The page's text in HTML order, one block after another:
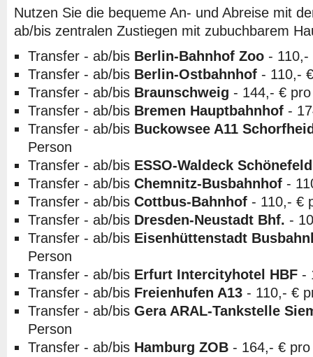
Nutzen Sie die bequeme An- und Abreise mit
ab/bis zentralen Zustiegen mit zubuchbarem
Transfer - ab/bis Berlin-Bahnhof Zoo - 110,-
Transfer - ab/bis Berlin-Ostbahnhof - 110,-
Transfer - ab/bis Braunschweig - 144,- €
Transfer - ab/bis Bremen Hauptbahnhof -
Transfer - ab/bis Buckowsee A11
Person
Transfer - ab/bis ESSO-Waldeck Schönefeld
Transfer - ab/bis Chemnitz-Busbahnhof -
Transfer - ab/bis Cottbus-Bahnhof - 110,- €
Transfer - ab/bis Dresden-Neustadt Bhf. -
Transfer - ab/bis Eisenhüttenstadt
Person
Transfer - ab/bis Erfurt Intercityhotel HBF -
Transfer - ab/bis Freienhufen A13 - 110,- €
Transfer - ab/bis Gera ARAL-Tankstelle
Person
Transfer - ab/bis Hamburg ZOB - 164,- €